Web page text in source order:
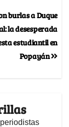
burlas a Duque
la desesperada
estudiantil en
Popayán